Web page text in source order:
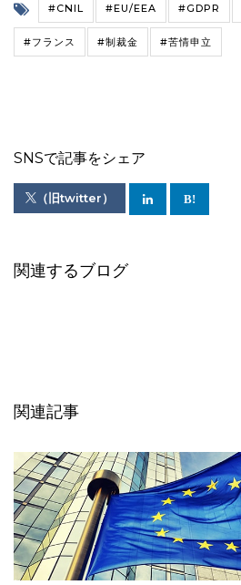
#CNIL #EU/EEA #GDPR
#フランス #制裁金 #苦情申立
SNSで記事をシェア
（旧twitter）
関連するブログ
関連記事